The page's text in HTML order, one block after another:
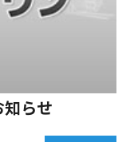
らせ